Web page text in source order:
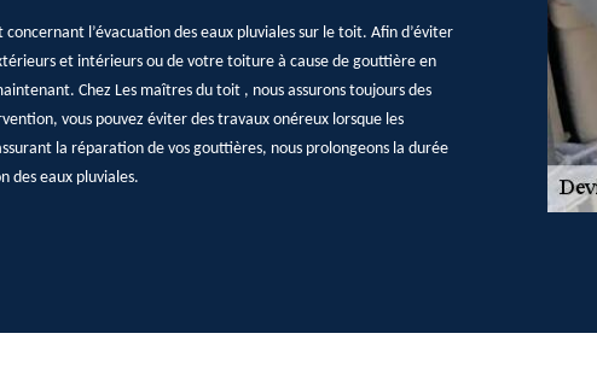
l’évacuation des eaux pluviales sur le toit. Afin d’éviter
et intérieurs ou de votre toiture à cause de gouttière en
Chez Les maîtres du toit , nous assurons toujours des
vous pouvez éviter des travaux onéreux lorsque les
la réparation de vos gouttières, nous prolongeons la durée
des eaux pluviales.